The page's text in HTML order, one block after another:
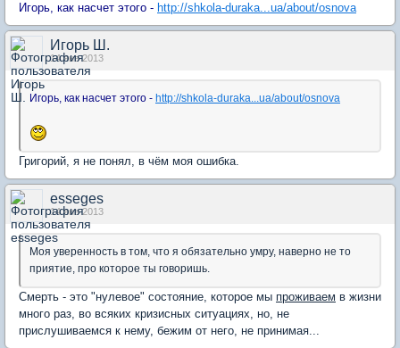
Игорь, как насчет этого - http://shkola-duraka...ua/about/osnova
Игорь Ш.
14 янв 2013
Игорь, как насчет этого - http://shkola-duraka...ua/about/osnova
Григорий, я не понял, в чём моя ошибка.
esseges
14 янв 2013
Моя уверенность в том, что я обязательно умру, наверно не то
приятие, про которое ты говоришь.
Смерть - это "нулевое" состояние, которое мы проживаем в жизни
много раз, во всяких кризисных ситуациях, но, не
прислушиваемся к нему, бежим от него, не принимая...